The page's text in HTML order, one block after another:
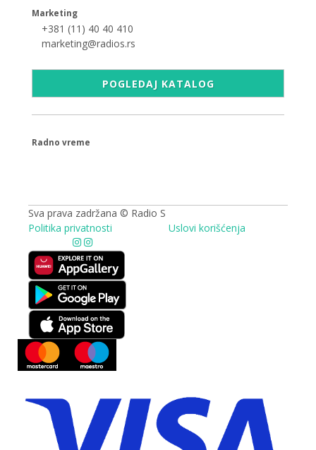
Marketing
+381 (11) 40 40 410
marketing@radios.rs
POGLEDAJ KATALOG
Radno vreme
Sva prava zadržana © Radio S
Politika privatnosti
Uslovi korišćenja